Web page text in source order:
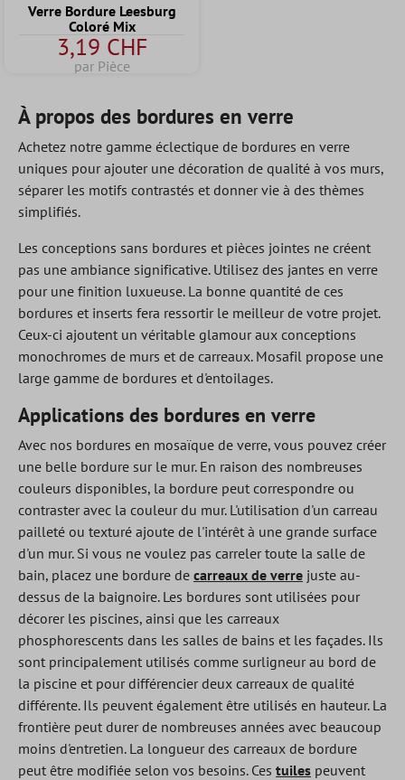
Verre Bordure Leesburg
Coloré Mix
3,19 CHF
par Pièce
À propos des bordures en verre
Achetez notre gamme éclectique de bordures en verre
uniques pour ajouter une décoration de qualité à vos murs,
séparer les motifs contrastés et donner vie à des thèmes
simplifiés.
Les conceptions sans bordures et pièces jointes ne créent
pas une ambiance significative. Utilisez des jantes en verre
pour une finition luxueuse. La bonne quantité de ces
bordures et inserts fera ressortir le meilleur de votre projet.
Ceux-ci ajoutent un véritable glamour aux conceptions
monochromes de murs et de carreaux. Mosafil propose une
large gamme de bordures et d'entoilages.
Applications des bordures en verre
Avec nos bordures en mosaïque de verre, vous pouvez créer
une belle bordure sur le mur. En raison des nombreuses
couleurs disponibles, la bordure peut correspondre ou
contraster avec la couleur du mur. L'utilisation d'un carreau
pailleté ou texturé ajoute de l'intérêt à une grande surface
d'un mur. Si vous ne voulez pas carreler toute la salle de
bain, placez une bordure de carreaux de verre juste au-
dessus de la baignoire. Les bordures sont utilisées pour
décorer les piscines, ainsi que les carreaux
phosphorescents dans les salles de bains et les façades. Ils
sont principalement utilisés comme surligneur au bord de
la piscine et pour différencier deux carreaux de qualité
différente. Ils peuvent également être utilisés en hauteur. La
frontière peut durer de nombreuses années avec beaucoup
moins d'entretien. La longueur des carreaux de bordure
peut être modifiée selon vos besoins. Ces tuiles peuvent